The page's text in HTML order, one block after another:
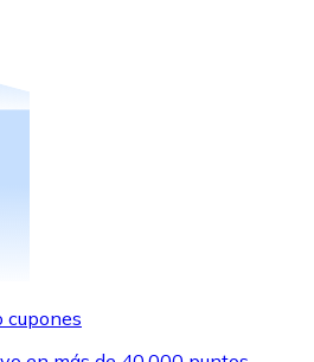
de tus marcas favoritas con
regalo
cupones